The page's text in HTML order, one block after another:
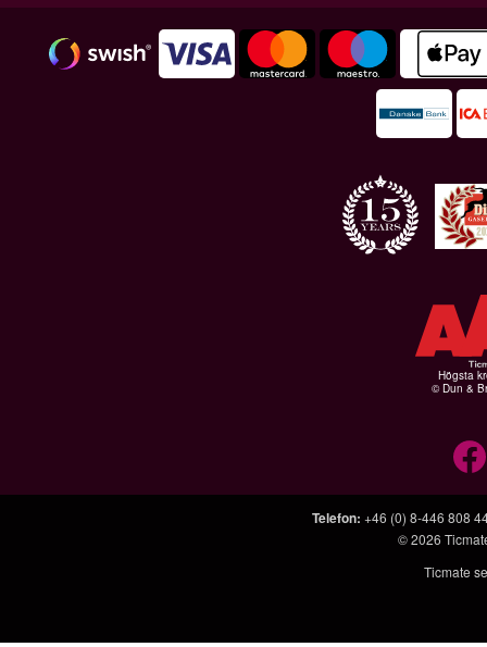
Högsta
© Dun &
Telefon: +46 (0) 8-446 808
© 2026
Ticmate